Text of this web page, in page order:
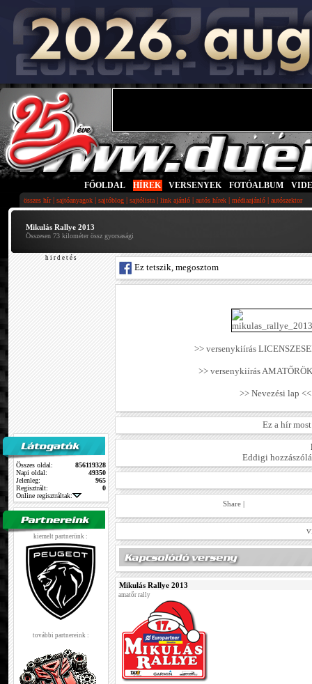
FŐOLDAL HÍREK VERSENYEK FOTÓALBUM
összes hír| sajtóanyagok | sajtóblog | sajtólista | link ajánló | autós hírek | médiaajánló | autószektor
Mikulás Rallye 2013
Összesen 73 kilométer össz gyorsasági
h i r d e t é s
Összes oldal:
856119328
Napi oldal:
49350
Jelenleg:
965
Regisztrált:
0
Online regisztráltak:
kiemelt partnerünk :
további partnereink :
Ez tetszik, megosztom
>> versenykiírás
>> versenykiírás
>> Nevezési lap <<
Ez a hír
Eddigi
Share |
Mikulás Rallye 2013
amatőr rally